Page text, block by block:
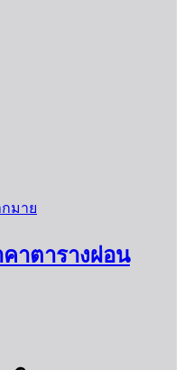
าตารางผ่อน